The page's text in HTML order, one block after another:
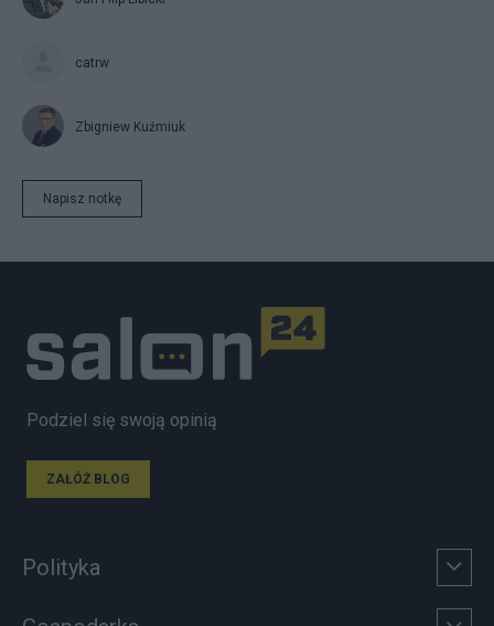
catrw
Zbigniew Kuźmiuk
Napisz notkę
Podziel się swoją opinią
ZAŁÓŻ BLOG
Polityka